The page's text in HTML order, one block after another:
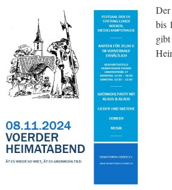
Der
bis